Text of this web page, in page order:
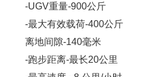
-UGV重量-900公斤
-最大有效载荷-400公斤
离地间隙-140毫米
-跑步距离-最长20公里